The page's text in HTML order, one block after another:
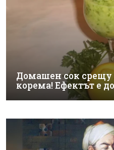
Домашен сок срещу
корема! Ефектът е